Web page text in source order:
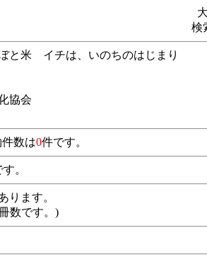
検
ぼと米 イチは、いのちのはじまり
協会
数は0件です。
。
ります。
数です。)